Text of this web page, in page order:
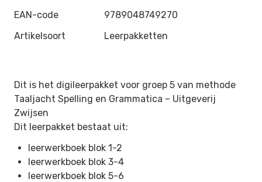
EAN-code
9789048749270
Artikelsoort
Leerpakketten
Dit is het digileerpakket voor groep 5 van methode
Taaljacht Spelling en Grammatica – Uitgeverij
Zwijsen
Dit leerpakket bestaat uit:
leerwerkboek blok 1-2
leerwerkboek blok 3-4
leerwerkboek blok 5-6